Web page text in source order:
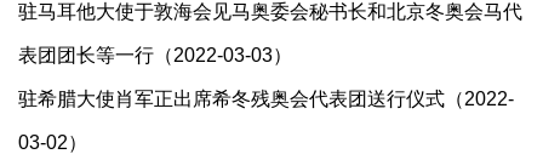
驻马耳他大使于敦海会见马奥委会秘书长和北京冬奥会马代
表团团长等一行（2022-03-03）
驻希腊大使肖军正出席希冬残奥会代表团送行仪式（2022-
03-02）